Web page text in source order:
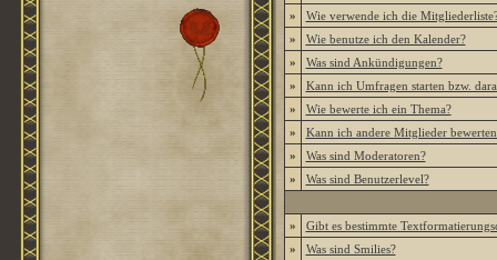
»
Wie verwende ich die
»
Wie benutze ich den Kalender?
»
Was sind Ankündigungen?
»
Kann ich Umfragen starten bzw.
»
Wie bewerte ich ein Thema?
»
Kann ich andere Mitglieder
»
Was sind Moderatoren?
»
Was sind Benutzerlevel?
»
Gibt es bestimmte
»
Was sind Smilies?